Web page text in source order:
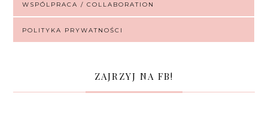
WSPÓLPRACA / COLLABORATION
POLITYKA PRYWATNOŚCI
ZAJRZYJ NA FB!